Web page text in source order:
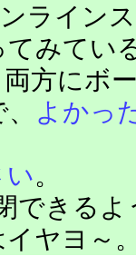
ライン
みてい
方にボ
よかっ
い。
できる
ヤヨ～